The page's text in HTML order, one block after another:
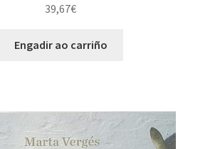
39,67€
Engadir ao carriño